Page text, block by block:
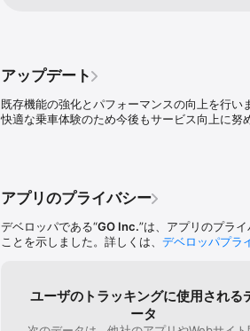
サービスです。
AI予約を利用すれば、出かける準備をしなが
ます。
AIが指定時間前後に手配できる車両の数を計
受けられるようになりました。
荷物が大きい時でも乗り降りしやすいスライ
※スライドドアの車両は東京限定。その他の車
・空港定額：ご自宅・ホテル・駅・旅先など
す。GOなら事前予約の必要はなし。今すぐタ
京 – 羽田・成田空港からスタート（東京 – 成
アップデート
既存機能の強化とパフォーマンスの向上を行い
快適な乗車体験のため今後もサービス向上に努
アプリのプライバシー
デベロッパである“GO Inc.”は、アプリのプラ
ことを示しました。詳しくは、 デベロッパプラ
ユーザのトラッキングに使用される
ータ